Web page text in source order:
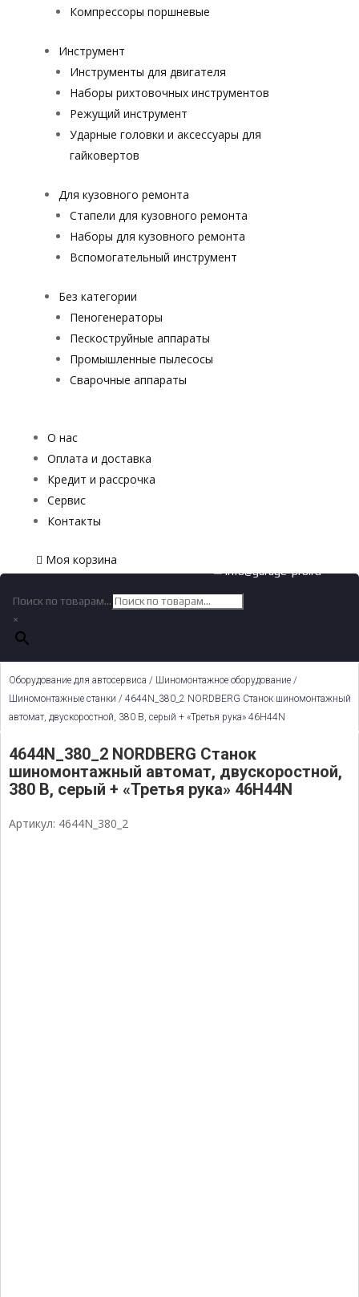
Компрессоры поршневые
Инструмент
Инструменты для двигателя
Наборы рихтовочных инструментов
Режущий инструмент
Ударные головки и аксессуары для
гайковертов
Для кузовного ремонта
Стапели для кузовного ремонта
Наборы для кузовного ремонта
Вспомогательный инструмент
Без категории
Пеногенераторы
Пескоструйные аппараты
Промышленные пылесосы
Сварочные аппараты
О нас
Оплата и доставка
Кредит и рассрочка
Сервис
Контакты
Моя корзина
✉ info@garage-pro.ru
Поиск по товарам...
×
Оборудование для автосервиса / Шиномонтажное оборудование /
Шиномонтажные станки / 4644N_380_2 NORDBERG Станок шиномонтажный
автомат, двускоростной, 380 В, серый + «Третья рука» 46H44N
4644N_380_2 NORDBERG Станок
шиномонтажный автомат, двускоростной,
380 В, серый + «Третья рука» 46H44N
Артикул: 4644N_380_2